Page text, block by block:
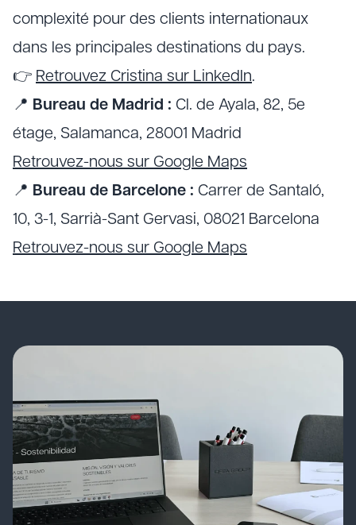
complexité pour des clients internationaux
dans les principales destinations du pays.
👉 Retrouvez Cristina sur LinkedIn.
📍 Bureau de Madrid : Cl. de Ayala, 82, 5e
étage, Salamanca, 28001 Madrid
Retrouvez-nous sur Google Maps
📍 Bureau de Barcelone : Carrer de Santaló,
10, 3-1, Sarrià-Sant Gervasi, 08021 Barcelona
Retrouvez-nous sur Google Maps